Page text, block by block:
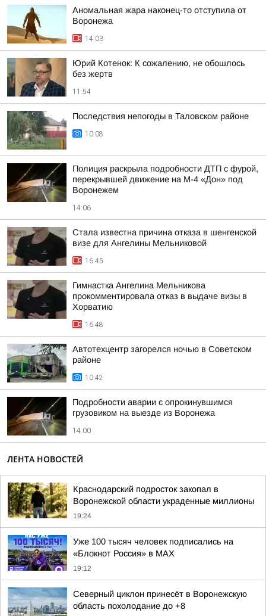
Аномальная жара наконец-то отступила от
Воронежа
14:03
Юрий Котенок: К сожалению, не обошлось
без жертв
11:54
Последствия непогоды в Таловском районе
10:08
Полиция раскрыла подробности ДТП с фурой,
перекрывшей движение на М-4 «Дон» под
Воронежем
14:06
Стала известна причина отказа в шенгенской
визе для Ангелины Мельниковой
16:45
Гимнастка Ангелина Мельникова
прокомментировала отказ в выдаче визы в
Хорватию
16:48
Автотехцентр загорелся ночью в Советском
районе
10:42
Подробности аварии с опрокинувшимся
грузовиком на выезде из Воронежа
14:00
ЛЕНТА НОВОСТЕЙ
Краснодарский подросток закопал в
Воронежской области украденные миллионы
19:24
Уже 100 тысяч человек подписались на
«Блокнот Россия» в МАХ
19:12
Северный циклон принесёт в Воронежскую
область похолодание до +8